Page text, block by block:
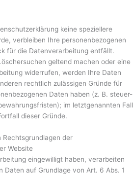
keine speziellere
verbleiben Ihre personenbezogenen
für die Datenverarbeitung entfällt.
geltend machen oder eine
widerrufen, werden Ihre Daten
rechtlich zulässigen Gründe für
Daten haben (z. B. steuer-
im letztgenannten Fall
dieser Gründe.
Rechtsgrundlagen der
Website
eingewilligt haben, verarbeiten
Daten auf Grundlage von Art. 6 Abs. 1